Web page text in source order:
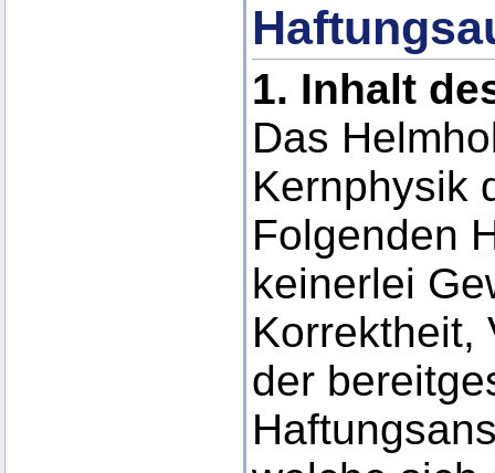
1. Inhalt
Das
Kernphysik
Folgenden
keinerlei
Korrektheit,
der